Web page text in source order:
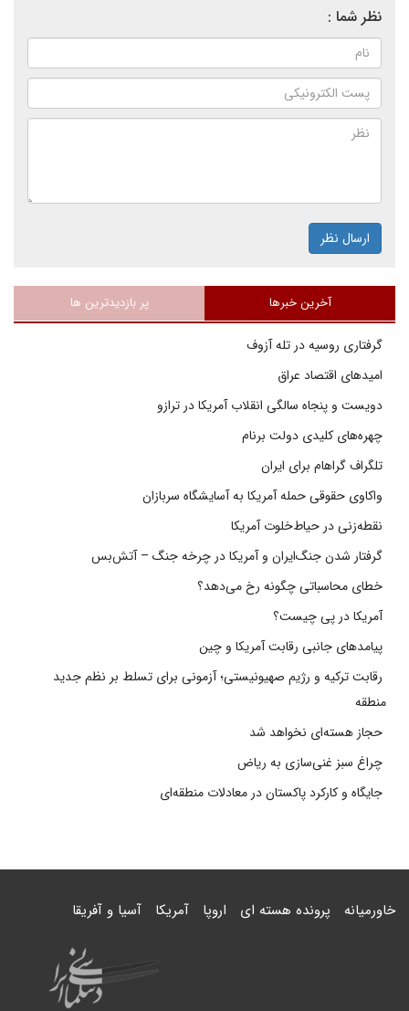
نظر شما :
ارسال نظر
آخرین خبرها پر بازدیدترین ها
گرفتاری روسیه در تله آزوف
امیدهای اقتصاد عراق
دویست و پنجاه سالگی انقلاب آمریکا در ترازو
چهره‌های کلیدی دولت برنام
تلگراف گراهام برای ایران
واکاوی حقوقی حمله آمریکا به آسایشگاه سربازان
نقطه‌زنی در حیاط‌خلوت آمریکا
گرفتار شدن جنگ‌ایران و آمریکا در چرخه جنگ – آتش‌بس
خطای محاسباتی چگونه رخ می‌دهد؟
آمریکا در پی چیست؟
پیامدهای جانبی رقابت آمریکا و چین
رقابت ترکیه و رژیم صهیونیستی؛ آزمونی برای تسلط بر نظم جدید
منطقه
حجاز هسته‌ای نخواهد شد
چراغ سبز غنی‌سازی به ریاض
جایگاه و کارکرد پاکستان در معادلات منطقه‌ای
خاورمیانه پرونده هسته ای اروپا آمریکا آسیا و آفریقا